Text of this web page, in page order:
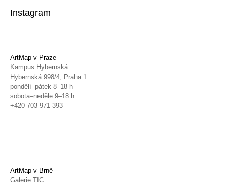
Instagram
ArtMap v Praze
Kampus Hybernská
Hybernská 998/4, Praha 1
pondělí–pátek 8–18 h
sobota–neděle 9–18 h
+420 703 971 393
ArtMap v Brně
Galerie TIC